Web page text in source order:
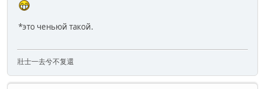
*это ченьюй такой.
壯士一去兮不复還